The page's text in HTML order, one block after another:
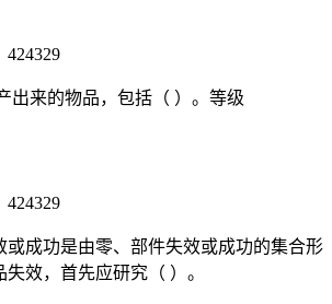
出来的物品，包括（ ）。等级
或成功是由零、部件失效或成功的集合形
效，首先应研究（ ）。